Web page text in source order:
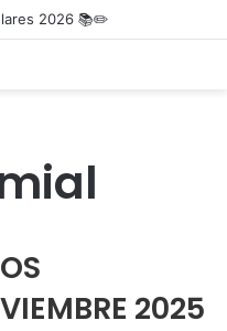
2026 📚✏️
2025